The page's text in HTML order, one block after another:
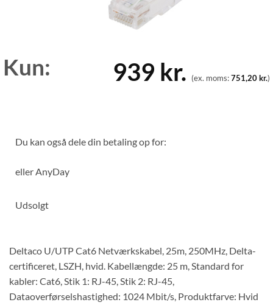
Kun: 939 kr. (ex. moms:751,20kr.)
Du kan også dele din betaling op for:
eller AnyDay
Udsolgt
Deltaco U/UTP Cat6 Netværkskabel, 25m, 250MHz, Delta-
certificeret, LSZH, hvid. Kabellængde: 25 m, Standard for
kabler: Cat6, Stik 1: RJ-45, Stik 2: RJ-45,
Dataoverførselshastighed: 1024 Mbit/s, Produktfarve: Hvid